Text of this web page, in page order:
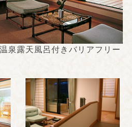
天風呂付きバリアフリー